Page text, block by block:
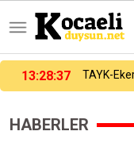
13:28:37
HABERLER